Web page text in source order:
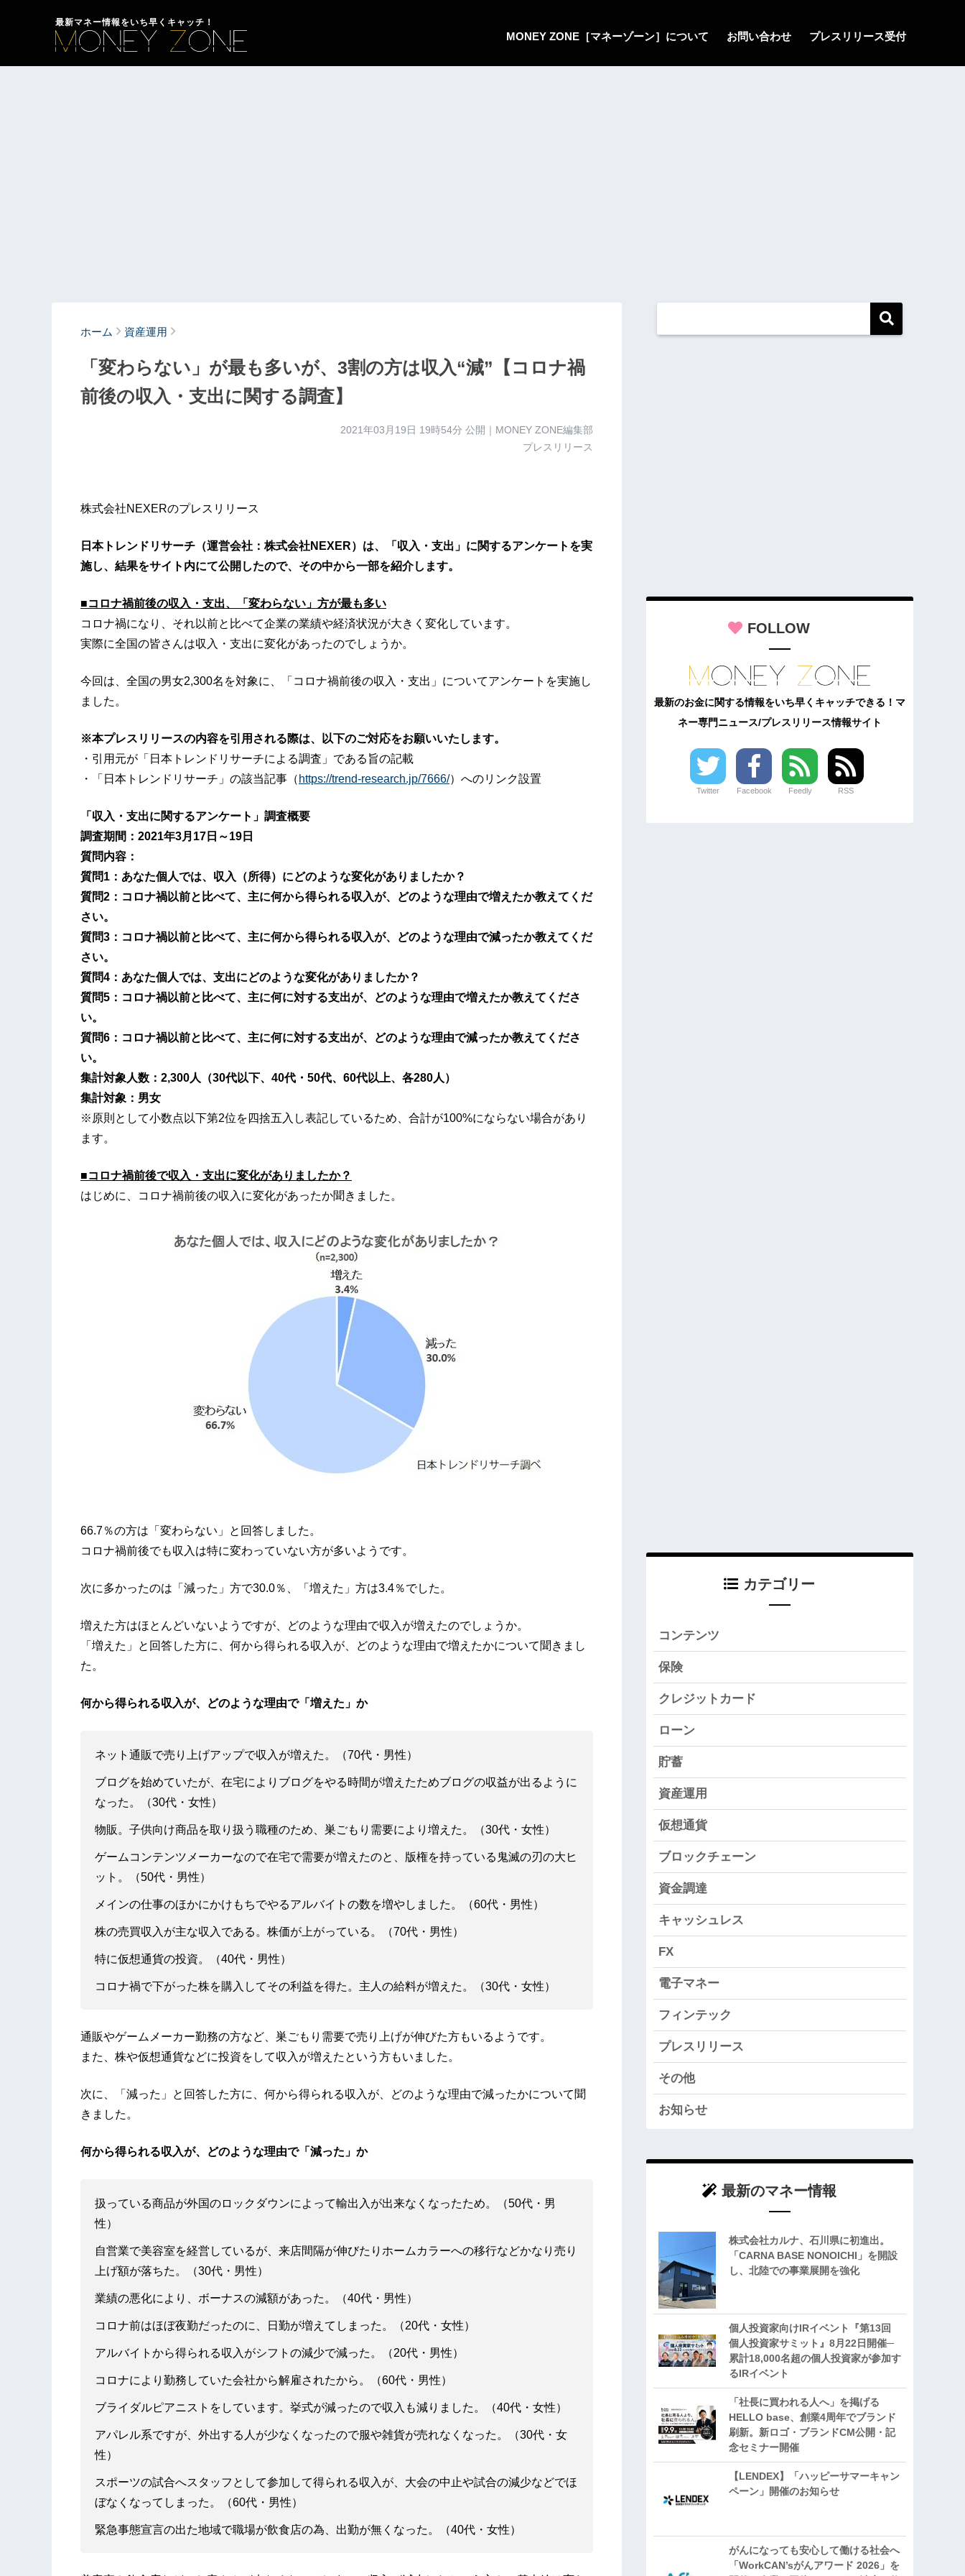
最新マネー情報をいち早くキャッチ！
MONEY ZONE［マネーゾーン］について お問い合わせ プレスリリース受付
ホーム 資産運用
「変わらない」が最も多いが、3割の方は収入“減”【コロナ禍
前後の収入・支出に関する調査】
2021年03月19日 19時54分 公開｜MONEY ZONE編集部
プレスリリース
株式会社NEXERのプレスリリース
日本トレンドリサーチ（運営会社：株式会社NEXER）は、「収入・支出」に関するアンケートを実
施し、結果をサイト内にて公開したので、その中から一部を紹介します。
■コロナ禍前後の収入・支出、「変わらない」方が最も多い
コロナ禍になり、それ以前と比べて企業の業績や経済状況が大きく変化しています。
実際に全国の皆さんは収入・支出に変化があったのでしょうか。
今回は、全国の男女2,300名を対象に、「コロナ禍前後の収入・支出」についてアンケートを実施し
ました。
※本プレスリリースの内容を引用される際は、以下のご対応をお願いいたします。
・引用元が「日本トレンドリサーチによる調査」である旨の記載
・「日本トレンドリサーチ」の該当記事（ https://trend-research.jp/7666/）へのリンク設置
「収入・支出に関するアンケート」調査概要
調査期間：2021年3月17日～19日
質問内容：
質問1：あなた個人では、収入（所得）にどのような変化がありましたか？
質問2：コロナ禍以前と比べて、主に何から得られる収入が、どのような理由で増えたか教えてくだ
さい。
質問3：コロナ禍以前と比べて、主に何から得られる収入が、どのような理由で減ったか教えてくだ
さい。
質問4：あなた個人では、支出にどのような変化がありましたか？
質問5：コロナ禍以前と比べて、主に何に対する支出が、どのような理由で増えたか教えてくださ
い。
質問6：コロナ禍以前と比べて、主に何に対する支出が、どのような理由で減ったか教えてくださ
い。
集計対象人数：2,300人（30代以下、40代・50代、60代以上、各280人）
集計対象：男女
※原則として小数点以下第2位を四捨五入し表記しているため、合計が100%にならない場合があり
ます。
■コロナ禍前後で収入・支出に変化がありましたか？
はじめに、コロナ禍前後の収入に変化があったか聞きました。
66.7％の方は「変わらない」と回答しました。
コロナ禍前後でも収入は特に変わっていない方が多いようです。
次に多かったのは「減った」方で30.0％、「増えた」方は3.4％でした。
増えた方はほとんどいないようですが、どのような理由で収入が増えたのでしょうか。
「増えた」と回答した方に、何から得られる収入が、どのような理由で増えたかについて聞きまし
た。
何から得られる収入が、どのような理由で「増えた」か
ネット通販で売り上げアップで収入が増えた。（70代・男性）
ブログを始めていたが、在宅によりブログをやる時間が増えたためブログの収益が出るように
なった。（30代・女性）
物販。子供向け商品を取り扱う職種のため、巣ごもり需要により増えた。（30代・女性）
ゲームコンテンツメーカーなので在宅で需要が増えたのと、版権を持っている鬼滅の刃の大ヒ
ット。（50代・男性）
メインの仕事のほかにかけもちでやるアルバイトの数を増やしました。（60代・男性）
株の売買収入が主な収入である。株価が上がっている。（70代・男性）
特に仮想通貨の投資。（40代・男性）
コロナ禍で下がった株を購入してその利益を得た。主人の給料が増えた。（30代・女性）
通販やゲームメーカー勤務の方など、巣ごもり需要で売り上げが伸びた方もいるようです。
また、株や仮想通貨などに投資をして収入が増えたという方もいました。
次に、「減った」と回答した方に、何から得られる収入が、どのような理由で減ったかについて聞
きました。
何から得られる収入が、どのような理由で「減った」か
扱っている商品が外国のロックダウンによって輸出入が出来なくなったため。（50代・男
性）
自営業で美容室を経営しているが、来店間隔が伸びたりホームカラーへの移行などかなり売り
上げ額が落ちた。（30代・男性）
業績の悪化により、ボーナスの減額があった。（40代・男性）
コロナ前はほぼ夜勤だったのに、日勤が増えてしまった。（20代・女性）
アルバイトから得られる収入がシフトの減少で減った。（20代・男性）
コロナにより勤務していた会社から解雇されたから。（60代・男性）
ブライダルピアニストをしています。挙式が減ったので収入も減りました。（40代・女性）
アパレル系ですが、外出する人が少なくなったので服や雑貨が売れなくなった。（30代・女
性）
スポーツの試合へスタッフとして参加して得られる収入が、大会の中止や試合の減少などでほ
ぼなくなってしまった。（60代・男性）
緊急事態宣言の出た地域で職場が飲食店の為、出勤が無くなった。（40代・女性）
FOLLOW
最新のお金に関する情報をいち早くキャッチできる！マ
ネー専門ニュース/プレスリリース情報サイト
Twitter Facebook Feedly RSS
カテゴリー
コンテンツ
保険
クレジットカード
ローン
貯蓄
資産運用
仮想通貨
ブロックチェーン
資金調達
キャッシュレス
FX
電子マネー
フィンテック
プレスリリース
その他
お知らせ
最新のマネー情報
株式会社カルナ、石川県に初進出。
「CARNA BASE NONOICHI」を開設
し、北陸での事業展開を強化
個人投資家向けIRイベント『第13回
個人投資家サミット』8月22日開催─
累計18,000名超の個人投資家が参加す
るIRイベント
「社長に買われる人へ」を掲げる
HELLO base、創業4周年でブランド
刷新。新ロゴ・ブランドCM公開・記
念セミナー開催
【LENDEX】「ハッピーサマーキャン
ペーン」開催のお知らせ
がんになっても安心して働ける社会へ
「WorkCAN’sがんアワード 2026」を